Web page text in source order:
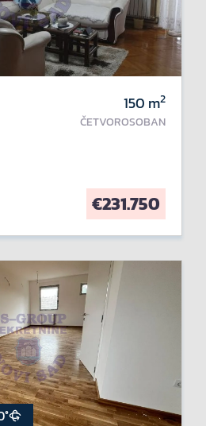
150 m2
ČETVOROSOBAN
€231.750